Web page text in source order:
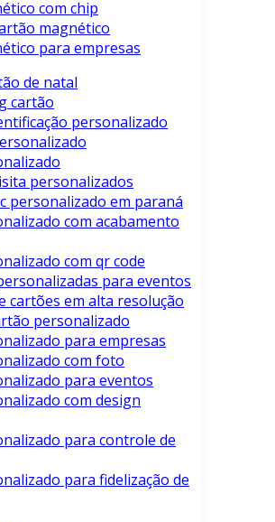
com chip
magnético
para empresas
de natal
cartão
personalizado
personalizados
personalizado em paraná
com acabamento
com qr code
para eventos
cartões em alta resolução
personalizado
para empresas
com foto
para eventos
com design
para controle de
para fidelização de